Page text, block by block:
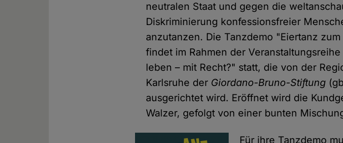
neutralen Staat und gegen die
Diskriminierung konfessionsfreier
anzutanzen. Die Tanzdemo "Eiertanz
findet im Rahmen der
leben – mit Recht?" statt, die von der
Karlsruhe der Giordano-Bruno-Stiftung
ausgerichtet wird. Eröffnet wird die
Walzer, gefolgt von einer bunten
Für ihre Tanzdemo